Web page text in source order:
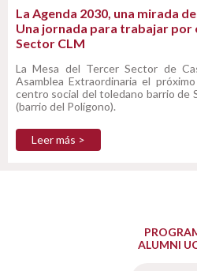
La Agenda 2030, una mirada
Una jornada para trabajar por
Sector CLM
La Mesa del Tercer Sector de
Asamblea Extraordinaria el
centro social del toledano barrio de
(barrio del Polígono).
Leer más >
ALUMNI